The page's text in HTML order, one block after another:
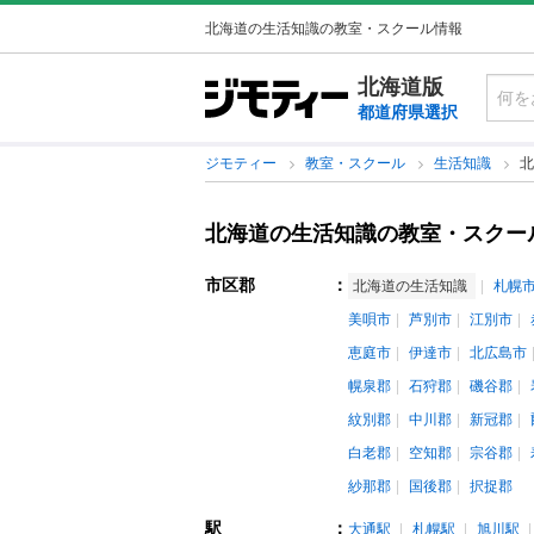
北海道の生活知識の教室・スクール情報
北海道版
都道府県選択
ジモティー 教室・スクール 生活知識
北海道の生活知識の教室・スクー
市区郡 ： 北海道の生活知識
札幌
美唄市
芦別市 江別市
恵庭市
伊達市
北広島市
幌泉郡
石狩郡 磯谷郡
紋別郡
中川郡 新冠郡
白老郡
空知郡 宗谷郡
紗那郡
国後郡 択捉郡
駅 ： 大通駅 札幌駅 旭川駅